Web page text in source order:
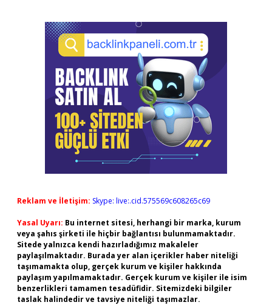
Reklam ve İletişim: Skype: live:.cid.575569c608265c69
Yasal Uyarı: Bu internet sitesi, herhangi bir marka, kurum
veya şahıs şirketi ile hiçbir bağlantısı bulunmamaktadır.
Sitede yalnızca kendi hazırladığımız makaleler
paylaşılmaktadır. Burada yer alan içerikler haber niteliği
taşımamakta olup, gerçek kurum ve kişiler hakkında
paylaşım yapılmamaktadır. Gerçek kurum ve kişiler ile isim
benzerlikleri tamamen tesadüfidir. Sitemizdeki bilgiler
taslak halindedir ve tavsiye niteliği taşımazlar.